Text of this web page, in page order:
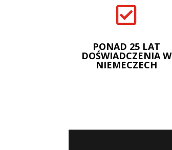

PONAD 25 LAT
DOŚWIADCZENIA W
NIEMECZECH